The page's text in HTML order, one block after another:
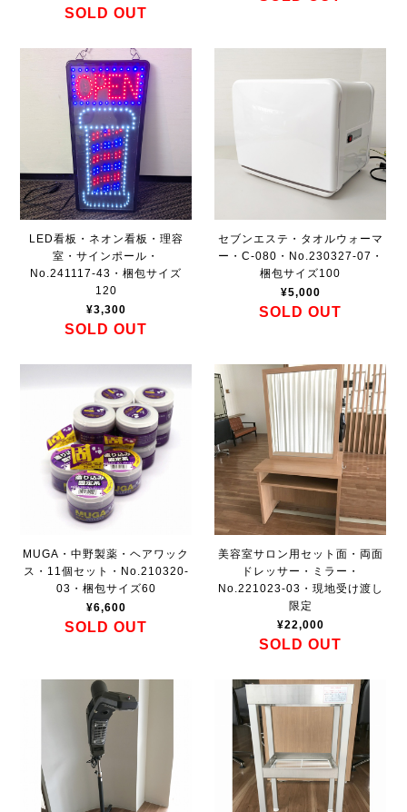
SOLD OUT
LED看板・ネオン看板・理容
室・サインポール・
No.241117-43・梱包サイズ
120
¥3,300
SOLD OUT
セブンエステ・タオルウォーマ
ー・C-080・No.230327-07・
梱包サイズ100
¥5,000
SOLD OUT
MUGA・中野製薬・ヘアワック
ス・11個セット・No.210320-
03・梱包サイズ60
¥6,600
SOLD OUT
美容室サロン用セット面・両面
ドレッサー・ミラー・
No.221023-03・現地受け渡し
限定
¥22,000
SOLD OUT